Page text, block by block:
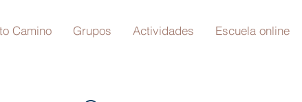
Camino Grupos Actividades Escuela online